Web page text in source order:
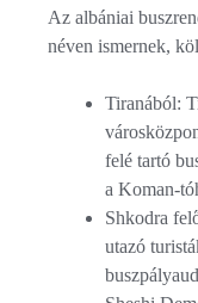
Az albániai
néven ismernek,
Tiranából:
felé tartó
a Koman-
Shkodra
utazó